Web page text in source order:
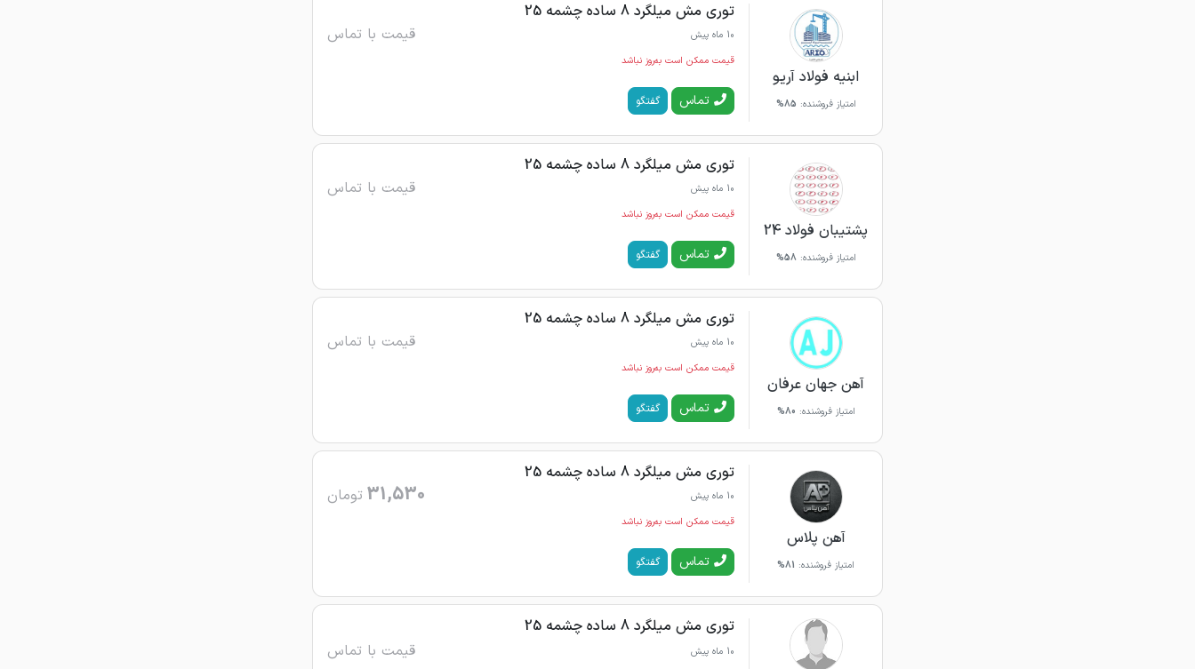
ابنیه فولاد آریو
امتیاز فروشنده: 85%
توری مش میلگرد 8 ساده چشمه 25
10 ماه پیش قیمت با تماس
قیمت ممکن است به‌روز نباشد
تماس گفتگو
پشتیبان فولاد 24
امتیاز فروشنده: 58%
توری مش میلگرد 8 ساده چشمه 25
10 ماه پیش قیمت با تماس
قیمت ممکن است به‌روز نباشد
تماس گفتگو
آهن جهان عرفان
امتیاز فروشنده: 80%
توری مش میلگرد 8 ساده چشمه 25
10 ماه پیش قیمت با تماس
قیمت ممکن است به‌روز نباشد
تماس گفتگو
آهن پلاس
امتیاز فروشنده: 81%
توری مش میلگرد 8 ساده چشمه 25
10 ماه پیش 31,530 تومان
قیمت ممکن است به‌روز نباشد
تماس گفتگو
توری مش میلگرد 8 ساده چشمه 25
10 ماه پیش قیمت با تماس